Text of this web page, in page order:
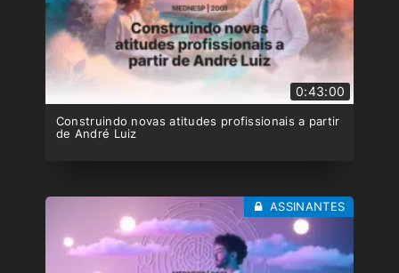
0:43:00
Construindo novas atitudes profissionais a partir
de André Luiz
ASSINANTES